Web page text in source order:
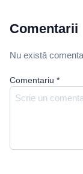
Comentarii
Nu există
Comentariu *